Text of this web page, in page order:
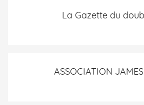
La Gazette du
ASSOCIATION